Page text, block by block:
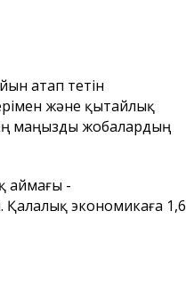
атап өтетін
және қытайлық
маңызды жобалардың
аймағы -
экономикаға 1,6